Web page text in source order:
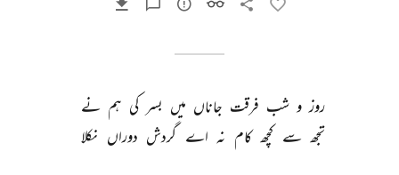
روز و شب فرقت جاناں میں بسر کی ہم نے
تجھ سے کچھ کام نہ اے گردش دوراں نکلا